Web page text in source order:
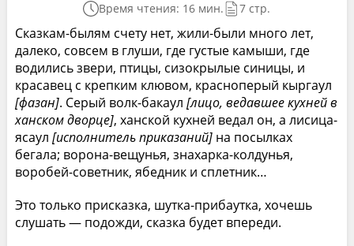
Время чтения: 16 мин. 7 стр.
Сказкам-былям счету нет, жили-были много лет,
далеко, совсем в глуши, где густые камыши, где
водились звери, птицы, сизокрылые синицы, и
красавец с крепким клювом, красноперый кыргаул
[фазан]. Серый волк-бакаул [лицо, ведавшее кухней в
ханском дворце], ханской кухней ведал он, а лисица-
ясаул [исполнитель приказаний]на посылках
бегала; ворона-вещунья, знахарка-колдунья,
воробей-советник, ябедник и сплетник…
Это только присказка, шутка-прибаутка, хочешь
слушать — подожди, сказка будет впереди.